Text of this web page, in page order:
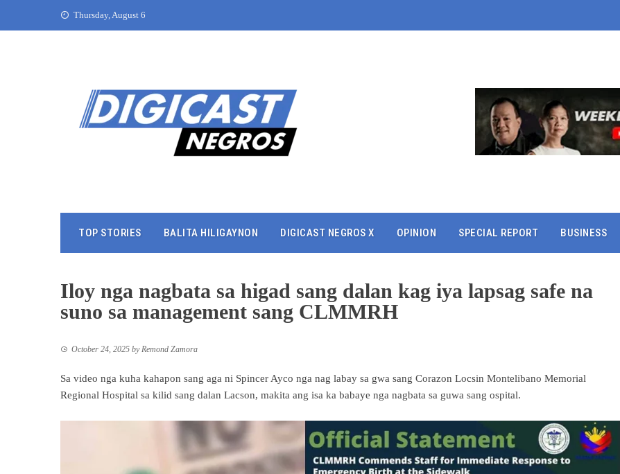
Thursday, August 6
TOP STORIES BALITA HILIGAYNON DIGICAST NEGROS X OPINION SPECIAL REPORT BUSINESS
Iloy nga nagbata sa higad sang dalan kag iya lapsag safe na
suno sa management sang CLMMRH
October 24, 2025 byRemond Zamora
Sa video nga kuha kahapon sang aga ni Spincer Ayco nga nag labay sa gwa sang Corazon Locsin Montelibano Memorial
Regional Hospital sa kilid sang dalan Lacson, makita ang isa ka babaye nga nagbata sa guwa sang ospital.